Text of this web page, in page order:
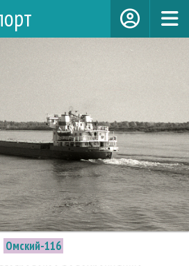
Омский-116